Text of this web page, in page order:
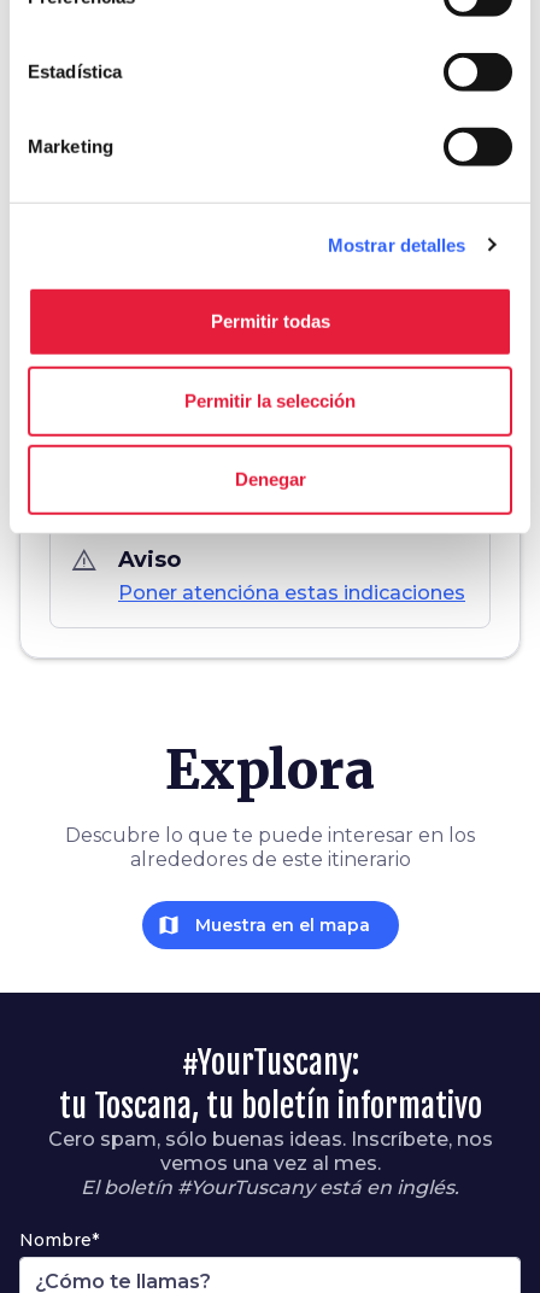
Estadística
Marketing
Mostrar detalles
Permitir todas
Permitir la selección
Denegar
Dificultad técnica
Recorrido y ficha del itinerario
warning_amber Aviso
Poner atencióna estas indicaciones
Explora
Descubre lo que te puede interesar en los
alrededores de este itinerario
map Muestra en el mapa
#YourTuscany:
tu Toscana, tu boletín informativo
Cero spam, sólo buenas ideas. Inscríbete, nos
vemos una vez al mes.
El boletín #YourTuscany está en inglés.
Nombre*